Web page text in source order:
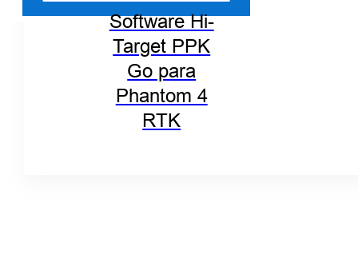
Software Hi-
Target PPK
Go para
Phantom 4
RTK